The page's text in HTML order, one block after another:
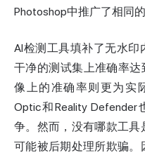
Photoshop中推广了相同的
AI检测工具填补了无水印
干净的测试集上准确率
像上的准确率则更为实
Optic和Reality
争。然而，没有哪款工
可能被后期处理所欺骗